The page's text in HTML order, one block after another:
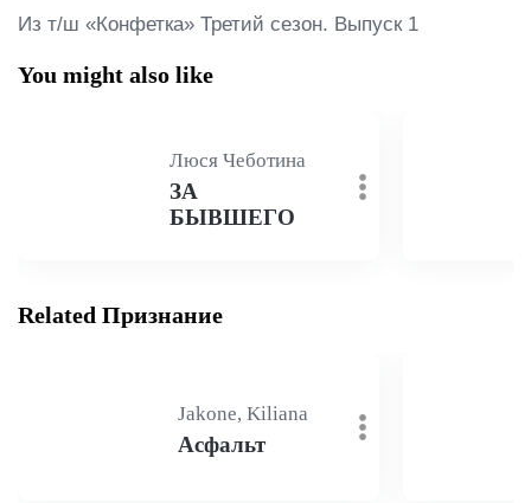
Из т/ш «Конфетка» Третий сезон. Выпуск 1
You might also like
Люся Чеботина
ЗА
БЫВШЕГО
Related Признание
Jakone, Kiliana
Асфальт